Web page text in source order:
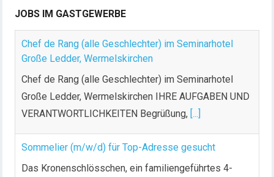
JOBS IM GASTGEWERBE
Chef de Rang (alle Geschlechter) im Seminarhotel
Große Ledder, Wermelskirchen
Chef de Rang (alle Geschlechter) im Seminarhotel
Große Ledder, Wermelskirchen IHRE AUFGABEN UND
VERANTWORTLICHKEITEN Begrüßung, [...]
Sommelier (m/w/d) für Top-Adresse gesucht
Das Kronenschlösschen, ein familiengeführtes 4-